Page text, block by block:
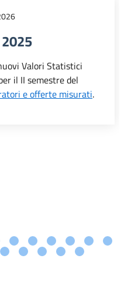
Valori Statistici
il II semestre del
e offerte misurati.